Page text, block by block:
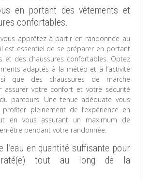
en portant des vêtements et
confortables.
apprêtez à partir en randonnée au
est essentiel de se préparer en portant
et des chaussures confortables. Optez
adaptés à la météo et à l’activité
que des chaussures de marche
assurer votre confort et votre sécurité
parcours. Une tenue adéquate vous
pleinement de l’expérience en
en vous assurant un maximum de
être pendant votre randonnée.
l’eau en quantité suffisante pour
tout au long de la